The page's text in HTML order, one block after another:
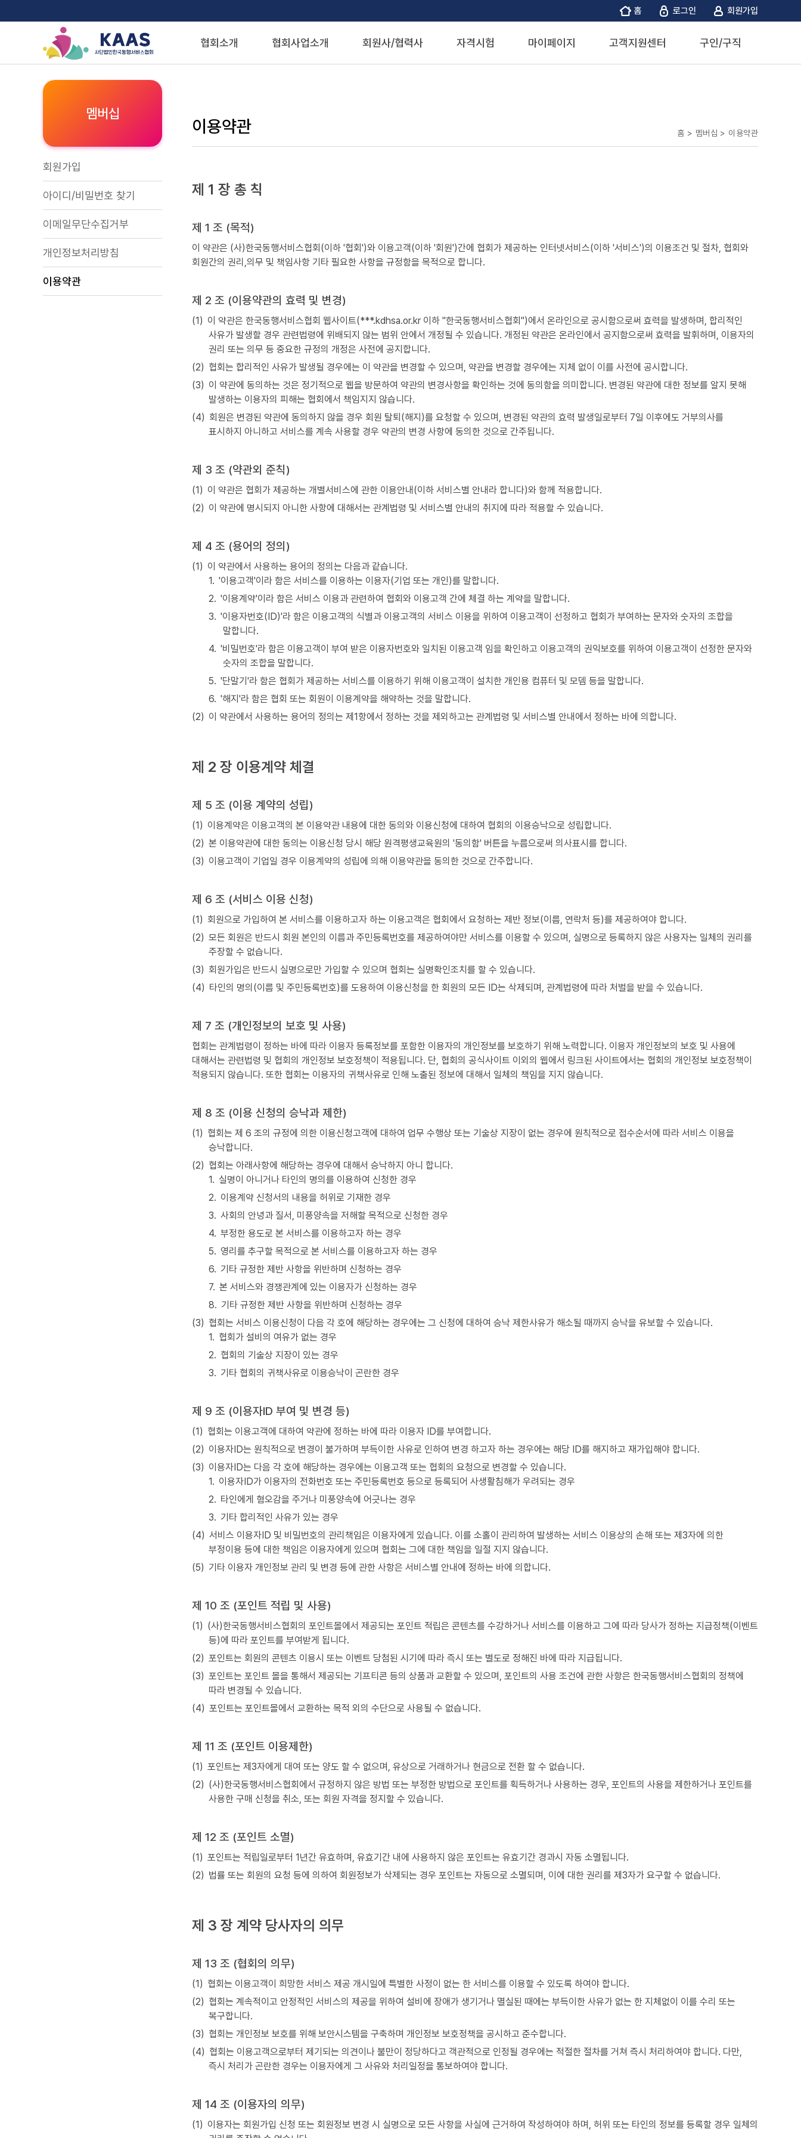
홈 로그인 회원가입
협회소개 협회사업소개 회원사/협력사 자격시험 마이페이지 고객지원센터 구인/구직
멤버십
회원가입
아이디/비밀번호 찾기
이메일무단수집거부
개인정보처리방침
이용약관
이용약관 홈 > 멤버십 > 이용약관
제 1 장 총 칙
제 1 조 (목적)
이 약관은 (사)한국동행서비스협회(이하 '협회')와 이용고객(이하 '회원')간에 협회가 제공하는 인터넷서비스(이하 '서비스')의 이용조건 및 절차, 협회와
회원간의 권리,의무 및 책임사항 기타 필요한 사항을 규정함을 목적으로 합니다.
제 2 조 (이용약관의 효력 및 변경)
(1) 이 약관은 한국동행서비스협회 웹사이트(***.kdhsa.or.kr 이하 "한국동행서비스협회")에서 온라인으로 공시함으로써 효력을 발생하며, 합리적인
사유가 발생할 경우 관련법령에 위배되지 않는 범위 안에서 개정될 수 있습니다. 개정된 약관은 온라인에서 공지함으로써 효력을 발휘하며, 이용자의
권리 또는 의무 등 중요한 규정의 개정은 사전에 공지합니다.
(2) 협회는 합리적인 사유가 발생될 경우에는 이 약관을 변경할 수 있으며, 약관을 변경할 경우에는 지체 없이 이를 사전에 공시합니다.
(3) 이 약관에 동의하는 것은 정기적으로 웹을 방문하여 약관의 변경사항을 확인하는 것에 동의함을 의미합니다. 변경된 약관에 대한 정보를 알지 못해
발생하는 이용자의 피해는 협회에서 책임지지 않습니다.
(4) 회원은 변경된 약관에 동의하지 않을 경우 회원 탈퇴(해지)를 요청할 수 있으며, 변경된 약관의 효력 발생일로부터 7일 이후에도 거부의사를
표시하지 아니하고 서비스를 계속 사용할 경우 약관의 변경 사항에 동의한 것으로 간주됩니다.
제 3 조 (약관외 준칙)
(1) 이 약관은 협회가 제공하는 개별서비스에 관한 이용안내(이하 서비스별 안내라 합니다)와 함께 적용합니다.
(2) 이 약관에 명시되지 아니한 사항에 대해서는 관계법령 및 서비스별 안내의 취지에 따라 적용할 수 있습니다.
제 4 조 (용어의 정의)
(1) 이 약관에서 사용하는 용어의 정의는 다음과 같습니다.
1. '이용고객'이라 함은 서비스를 이용하는 이용자(기업 또는 개인)를 말합니다.
2. '이용계약'이라 함은 서비스 이용과 관련하여 협회와 이용고객 간에 체결 하는 계약을 말합니다.
3. '이용자번호(ID)'라 함은 이용고객의 식별과 이용고객의 서비스 이용을 위하여 이용고객이 선정하고 협회가 부여하는 문자와 숫자의 조합을
말합니다.
4. '비밀번호'라 함은 이용고객이 부여 받은 이용자번호와 일치된 이용고객 임을 확인하고 이용고객의 권익보호를 위하여 이용고객이 선정한 문자와
숫자의 조합을 말합니다.
5. '단말기'라 함은 협회가 제공하는 서비스를 이용하기 위해 이용고객이 설치한 개인용 컴퓨터 및 모뎀 등을 말합니다.
6. '해지'라 함은 협회 또는 회원이 이용계약을 해약하는 것을 말합니다.
(2) 이 약관에서 사용하는 용어의 정의는 제1항에서 정하는 것을 제외하고는 관계법령 및 서비스별 안내에서 정하는 바에 의합니다.
제 2 장 이용계약 체결
제 5 조 (이용 계약의 성립)
(1) 이용계약은 이용고객의 본 이용약관 내용에 대한 동의와 이용신청에 대하여 협회의 이용승낙으로 성립합니다.
(2) 본 이용약관에 대한 동의는 이용신청 당시 해당 원격평생교육원의 '동의함' 버튼을 누름으로써 의사표시를 합니다.
(3) 이용고객이 기업일 경우 이용계약의 성립에 의해 이용약관을 동의한 것으로 간주합니다.
제 6 조 (서비스 이용 신청)
(1) 회원으로 가입하여 본 서비스를 이용하고자 하는 이용고객은 협회에서 요청하는 제반 정보(이름, 연락처 등)를 제공하여야 합니다.
(2) 모든 회원은 반드시 회원 본인의 이름과 주민등록번호를 제공하여야만 서비스를 이용할 수 있으며, 실명으로 등록하지 않은 사용자는 일체의 권리를
주장할 수 없습니다.
(3) 회원가입은 반드시 실명으로만 가입할 수 있으며 협회는 실명확인조치를 할 수 있습니다.
(4) 타인의 명의(이름 및 주민등록번호)를 도용하여 이용신청을 한 회원의 모든 ID는 삭제되며, 관계법령에 따라 처벌을 받을 수 있습니다.
제 7 조 (개인정보의 보호 및 사용)
협회는 관계법령이 정하는 바에 따라 이용자 등록정보를 포함한 이용자의 개인정보를 보호하기 위해 노력합니다. 이용자 개인정보의 보호 및 사용에
대해서는 관련법령 및 협회의 개인정보 보호정책이 적용됩니다. 단, 협회의 공식사이트 이외의 웹에서 링크된 사이트에서는 협회의 개인정보 보호정책이
적용되지 않습니다. 또한 협회는 이용자의 귀책사유로 인해 노출된 정보에 대해서 일체의 책임을 지지 않습니다.
제 8 조 (이용 신청의 승낙과 제한)
(1) 협회는 제 6 조의 규정에 의한 이용신청고객에 대하여 업무 수행상 또는 기술상 지장이 없는 경우에 원칙적으로 접수순서에 따라 서비스 이용을
승낙합니다.
(2) 협회는 아래사항에 해당하는 경우에 대해서 승낙하지 아니 합니다.
1. 실명이 아니거나 타인의 명의를 이용하여 신청한 경우
2. 이용계약 신청서의 내용을 허위로 기재한 경우
3. 사회의 안녕과 질서, 미풍양속을 저해할 목적으로 신청한 경우
4. 부정한 용도로 본 서비스를 이용하고자 하는 경우
5. 영리를 추구할 목적으로 본 서비스를 이용하고자 하는 경우
6. 기타 규정한 제반 사항을 위반하며 신청하는 경우
7. 본 서비스와 경쟁관계에 있는 이용자가 신청하는 경우
8. 기타 규정한 제반 사항을 위반하며 신청하는 경우
(3) 협회는 서비스 이용신청이 다음 각 호에 해당하는 경우에는 그 신청에 대하여 승낙 제한사유가 해소될 때까지 승낙을 유보할 수 있습니다.
1. 협회가 설비의 여유가 없는 경우
2. 협회의 기술상 지장이 있는 경우
3. 기타 협회의 귀책사유로 이용승낙이 곤란한 경우
제 9 조 (이용자ID 부여 및 변경 등)
(1) 협회는 이용고객에 대하여 약관에 정하는 바에 따라 이용자 ID를 부여합니다.
(2) 이용자ID는 원칙적으로 변경이 불가하며 부득이한 사유로 인하여 변경 하고자 하는 경우에는 해당 ID를 해지하고 재가입해야 합니다.
(3) 이용자ID는 다음 각 호에 해당하는 경우에는 이용고객 또는 협회의 요청으로 변경할 수 있습니다.
1. 이용자ID가 이용자의 전화번호 또는 주민등록번호 등으로 등록되어 사생활침해가 우려되는 경우
2. 타인에게 혐오감을 주거나 미풍양속에 어긋나는 경우
3. 기타 합리적인 사유가 있는 경우
(4) 서비스 이용자ID 및 비밀번호의 관리책임은 이용자에게 있습니다. 이를 소홀이 관리하여 발생하는 서비스 이용상의 손해 또는 제3자에 의한
부정이용 등에 대한 책임은 이용자에게 있으며 협회는 그에 대한 책임을 일절 지지 않습니다.
(5) 기타 이용자 개인정보 관리 및 변경 등에 관한 사항은 서비스별 안내에 정하는 바에 의합니다.
제 10 조 (포인트 적립 및 사용)
(1) (사)한국동행서비스협회의 포인트몰에서 제공되는 포인트 적립은 콘텐츠를 수강하거나 서비스를 이용하고 그에 따라 당사가 정하는 지급정책(이벤트
등)에 따라 포인트를 부여받게 됩니다.
(2) 포인트는 회원의 콘텐츠 이용시 또는 이벤트 당첨된 시기에 따라 즉시 또는 별도로 정해진 바에 따라 지급됩니다.
(3) 포인트는 포인트 몰을 통해서 제공되는 기프티콘 등의 상품과 교환할 수 있으며, 포인트의 사용 조건에 관한 사항은 한국동행서비스협회의 정책에
따라 변경될 수 있습니다.
(4) 포인트는 포인트몰에서 교환하는 목적 외의 수단으로 사용될 수 없습니다.
제 11 조 (포인트 이용제한)
(1) 포인트는 제3자에게 대여 또는 양도 할 수 없으며, 유상으로 거래하거나 현금으로 전환 할 수 없습니다.
(2) (사)한국동행서비스협회에서 규정하지 않은 방법 또는 부정한 방법으로 포인트를 획득하거나 사용하는 경우, 포인트의 사용을 제한하거나 포인트를
사용한 구매 신청을 취소, 또는 회원 자격을 정지할 수 있습니다.
제 12 조 (포인트 소멸)
(1) 포인트는 적립일로부터 1년간 유효하며, 유효기간 내에 사용하지 않은 포인트는 유효기간 경과시 자동 소멸됩니다.
(2) 법률 또는 회원의 요청 등에 의하여 회원정보가 삭제되는 경우 포인트는 자동으로 소멸되며, 이에 대한 권리를 제3자가 요구할 수 없습니다.
제 3 장 계약 당사자의 의무
제 13 조 (협회의 의무)
(1) 협회는 이용고객이 희망한 서비스 제공 개시일에 특별한 사정이 없는 한 서비스를 이용할 수 있도록 하여야 합니다.
(2) 협회는 계속적이고 안정적인 서비스의 제공을 위하여 설비에 장애가 생기거나 멸실된 때에는 부득이한 사유가 없는 한 지체없이 이를 수리 또는
복구합니다.
(3) 협회는 개인정보 보호를 위해 보안시스템을 구축하며 개인정보 보호정책을 공시하고 준수합니다.
(4) 협회는 이용고객으로부터 제기되는 의견이나 불만이 정당하다고 객관적으로 인정될 경우에는 적절한 절차를 거쳐 즉시 처리하여야 합니다. 다만,
즉시 처리가 곤란한 경우는 이용자에게 그 사유와 처리일정을 통보하여야 합니다.
제 14 조 (이용자의 의무)
(1) 이용자는 회원가입 신청 또는 회원정보 변경 시 실명으로 모든 사항을 사실에 근거하여 작성하여야 하며, 허위 또는 타인의 정보를 등록할 경우 일체의